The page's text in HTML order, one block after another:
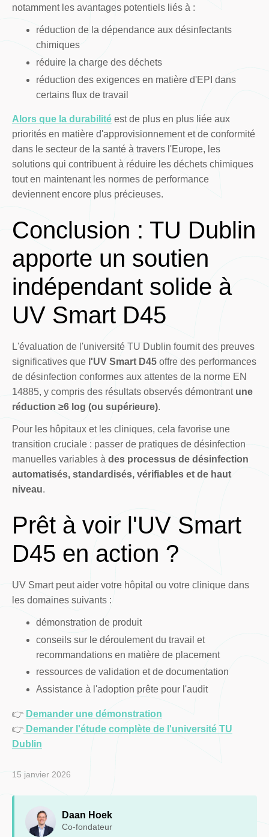
notamment les avantages potentiels liés à :
réduction de la dépendance aux désinfectants
chimiques
réduire la charge des déchets
réduction des exigences en matière d'EPI dans
certains flux de travail
Alors que la durabilitéest de plus en plus liée aux
priorités en matière d'approvisionnement et de conformité
dans le secteur de la santé à travers l'Europe, les
solutions qui contribuent à réduire les déchets chimiques
tout en maintenant les normes de performance
deviennent encore plus précieuses.
Conclusion : TU Dublin
apporte un soutien
indépendant solide à
UV Smart D45
L'évaluation de l'université TU Dublin fournit des preuves
significatives que l'UV Smart D45offre des performances
de désinfection conformes aux attentes de la norme EN
14885, y compris des résultats observés démontrant une
réduction ≥6 log (ou supérieure).
Pour les hôpitaux et les cliniques, cela favorise une
transition cruciale : passer de pratiques de désinfection
manuelles variables à des processus de désinfection
automatisés, standardisés, vérifiables et de haut
niveau.
Prêt à voir l'UV Smart
D45 en action ?
UV Smart peut aider votre hôpital ou votre clinique dans
les domaines suivants :
démonstration de produit
conseils sur le déroulement du travail et
recommandations en matière de placement
ressources de validation et de documentation
Assistance à l'adoption prête pour l'audit
👉 Demander une démonstration
👉 Demander l'étude complète de l'université TU
Dublin
15 janvier 2026
Daan Hoek
Co-fondateur